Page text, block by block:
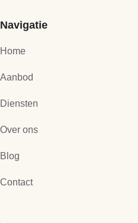
Navigatie
Home
Aanbod
Diensten
Over ons
Blog
Contact